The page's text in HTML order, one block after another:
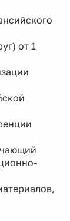
от 1